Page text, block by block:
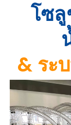
โซลู
& ระ